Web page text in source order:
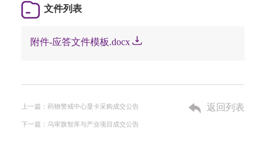
文件列表
附件-应答文件模板.docx
上一篇：药物警戒中心显卡采购成交公告
下一篇：乌审旗智库与产业项目成交公告
返回列表